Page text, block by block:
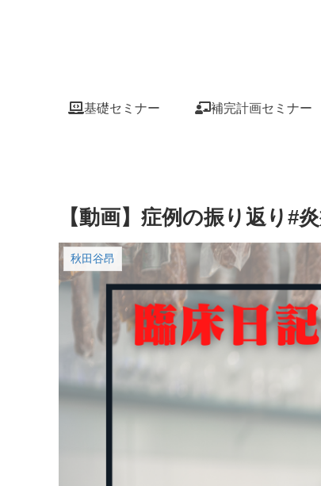
基礎セミナー 補完計画セミナー
【動画】症例の振り返り#
秋田谷昂